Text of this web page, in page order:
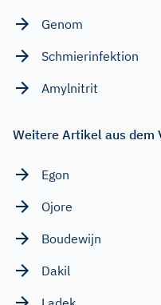
Genom
Schmierinfektion
Amylnitrit
Weitere Artikel aus dem
Egon
Ojore
Boudewijn
Dakil